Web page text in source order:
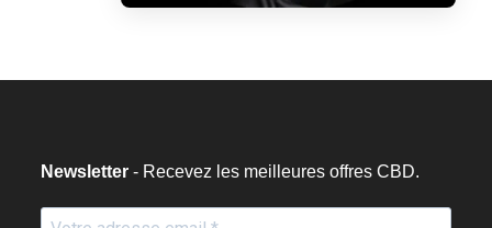
Newsletter - Recevez les meilleures offres CBD.